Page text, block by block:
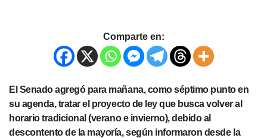
Comparte en:
El Senado agregó para mañana, como séptimo punto en
su agenda, tratar el proyecto de ley que busca volver al
horario tradicional (verano e invierno), debido al
descontento de la mayoría, según informaron desde la